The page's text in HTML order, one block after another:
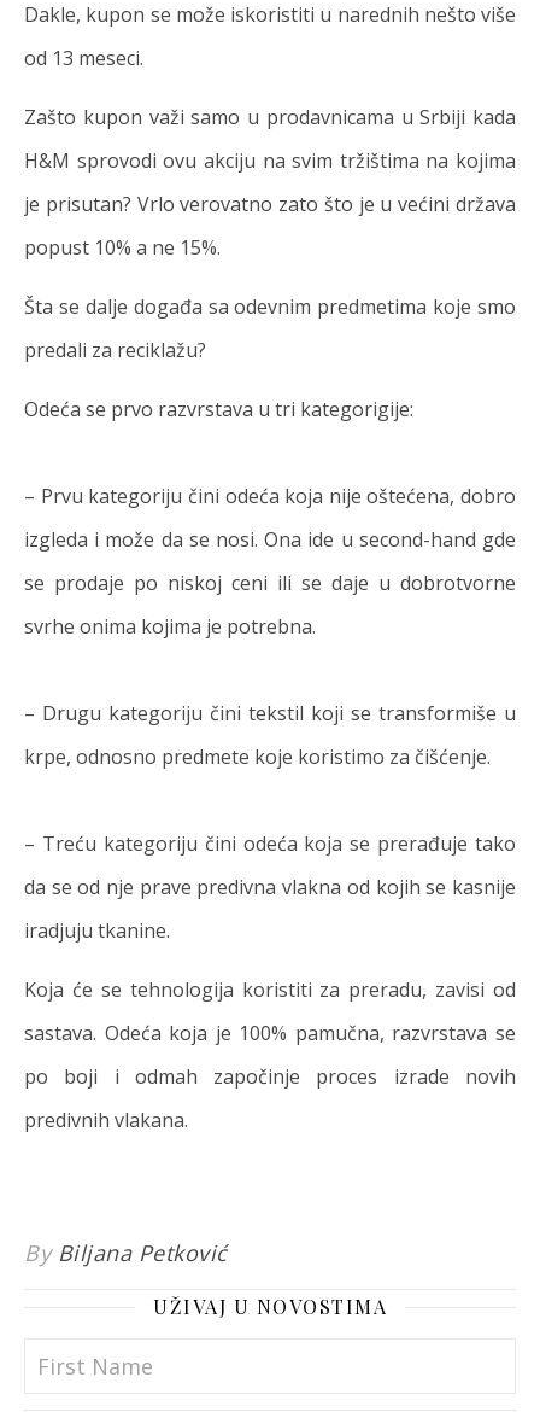
Dakle, kupon se može iskoristiti u narednih nešto više
od 13 meseci.
Zašto kupon važi samo u prodavnicama u Srbiji kada
H&M sprovodi ovu akciju na svim tržištima na kojima
je prisutan? Vrlo verovatno zato što je u većini država
popust 10% a ne 15%.
Šta se dalje događa sa odevnim predmetima koje smo
predali za reciklažu?
Odeća se prvo razvrstava u tri kategorigije:
– Prvu kategoriju čini odeća koja nije oštećena, dobro
izgleda i može da se nosi. Ona ide u second-hand gde
se prodaje po niskoj ceni ili se daje u dobrotvorne
svrhe onima kojima je potrebna.
– Drugu kategoriju čini tekstil koji se transformiše u
krpe, odnosno predmete koje koristimo za čišćenje.
– Treću kategoriju čini odeća koja se prerađuje tako
da se od nje prave predivna vlakna od kojih se kasnije
iradjuju tkanine.
Koja će se tehnologija koristiti za preradu, zavisi od
sastava. Odeća koja je 100% pamučna, razvrstava se
po boji i odmah započinje proces izrade novih
predivnih vlakana.
By Biljana Petković
UŽIVAJ U NOVOSTIMA